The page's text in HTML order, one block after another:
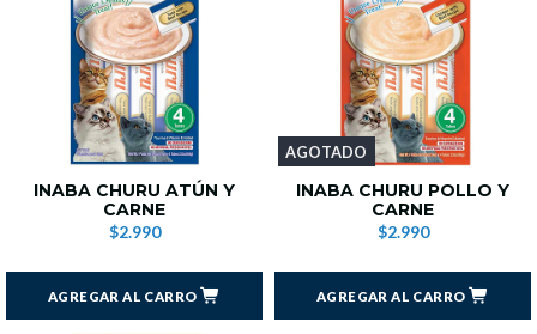
INABA CHURU ATÚN Y
CARNE
$2.990
AGREGAR AL CARRO
AGOTADO
INABA CHURU POLLO Y
CARNE
$2.990
AGREGAR AL CARRO